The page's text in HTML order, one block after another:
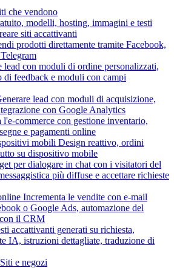
che vendono
modelli, hosting, immagini e testi
siti accattivanti
prodotti direttamente tramite Facebook,
lead con moduli di ordine personalizzati,
feedback e moduli con campi
lead con moduli di acquisizione,
con Google Analytics
l'e-commerce con gestione inventario,
e pagamenti online
mobili Design reattivo, ordini
su dispositivo mobile
per dialogare in chat con i visitatori del
più diffuse e accettare richieste
Incrementa le vendite con e-mail
o Google Ads, automazione del
il CRM
accattivanti generati su richiesta,
IA, istruzioni dettagliate, traduzione di
e negozi